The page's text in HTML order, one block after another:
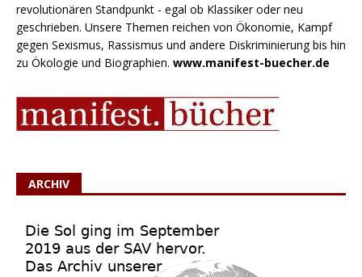
revolutionären Standpunkt - egal ob Klassiker oder neu
geschrieben. Unsere Themen reichen von Ökonomie, Kampf
gegen Sexismus, Rassismus und andere Diskriminierung bis hin
zu Ökologie und Biographien. www.manifest-buecher.de
ARCHIV